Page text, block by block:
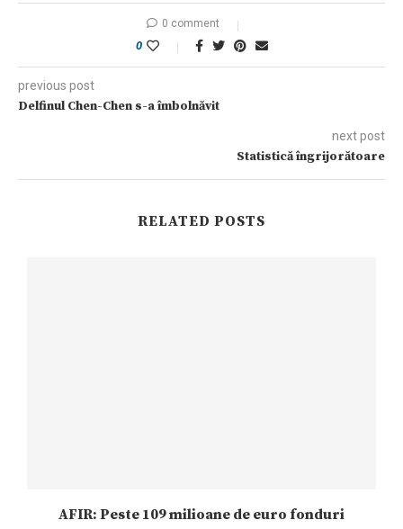
0 comment
0
previous post
Delfinul Chen-Chen s-a îmbolnăvit
next post
Statistică îngrijorătoare
RELATED POSTS
AFIR: Peste 109 milioane de euro fonduri